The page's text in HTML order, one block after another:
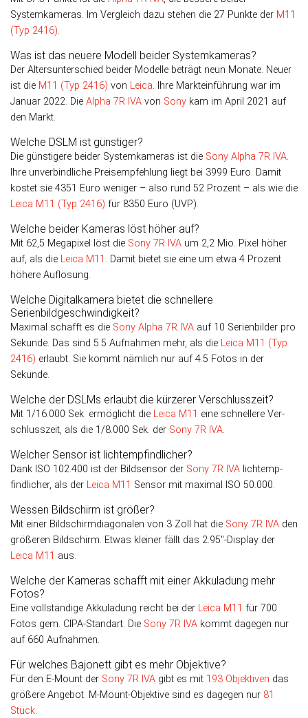
Systemkameras. Im Vergleich dazu stehen die 27 Punkte der M11
(Typ 2416).
Was ist das neuere Modell beider Systemkameras?
Der Altersunterschied beider Modelle beträgt neun Monate. Neuer
ist die M11 (Typ 2416) von Leica. Ihre Markteinführung war im
Januar 2022. Die Alpha 7R IVA von Sony kam im April 2021 auf
den Markt.
Welche DSLM ist günstiger?
Die günstigere beider Systemkameras ist die Sony Alpha 7R IVA.
Ihre unverbindliche Preisempfehlung liegt bei 3999 Euro. Damit
kostet sie 4351 Euro weniger – also rund 52 Prozent – als wie die
Leica M11 (Typ 2416) für 8350 Euro (UVP).
Welche beider Kameras löst höher auf?
Mit 62,5 Megapixel löst die Sony 7R IVA um 2,2 Mio. Pixel höher
auf, als die Leica M11 . Damit bietet sie eine um etwa 4 Pro­zent
höhere Auflösung.
Welche Digitalkamera bietet die schnellere
Serienbildgeschwindigkeit?
Maximal schafft es die Sony Alpha 7R IVA auf 10 Serienbilder pro
Sekunde. Das sind 5.5 Aufnahmen mehr, als die Leica M11 (Typ
2416) erlaubt. Sie kommt nämlich nur auf 4.5 Fotos in der
Sekunde.
Welche der DSLMs erlaubt die kürzerer Verschlusszeit?
Mit 1/16.000 Sek. er­mög­licht die Leica M11 eine schnellere Ver­
schluss­zeit, als die 1/8.000 Sek. der Sony 7R IVA.
Welcher Sensor ist lichtempfindlicher?
Dank ISO 102.400 ist der Bild­sensor der Sony 7R IVA licht­emp­
find­licher, als der Leica M11 Sen­sor mit maxi­mal ISO 50.000.
Wessen Bildschirm ist größer?
Mit einer Bildschirmdiagonalen von 3 Zoll hat die Sony 7R IVA den
größeren Bild­schirm. Etwas kleiner fällt das 2.95″-Display der
Leica M11 aus.
Welche der Kameras schafft mit einer Akkuladung mehr
Fotos?
Eine vollständige Akkuladung reicht bei der Leica M11 für 700
Fotos gem. CIPA-Standart. Die Sony 7R IVA kommt dagegen nur
auf 660 Aufnahmen.
Für welches Bajonett gibt es mehr Objektive?
Für den E-Mount der Sony 7R IVA gibt es mit 193 Objektiven das
größere Angebot. M-Mount-Objektive sind es dagegen nur 81
Stück.